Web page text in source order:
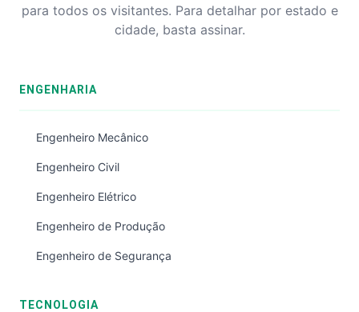
para todos os visitantes. Para detalhar por estado e
cidade, basta assinar.
ENGENHARIA
Engenheiro Mecânico
Engenheiro Civil
Engenheiro Elétrico
Engenheiro de Produção
Engenheiro de Segurança
TECNOLOGIA